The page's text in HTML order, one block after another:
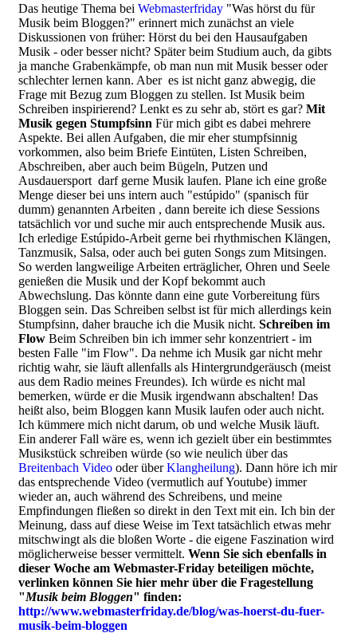
Das heutige Thema bei Webmasterfriday "Was hörst du für
Musik beim Bloggen?" erinnert mich zunächst an viele
Diskussionen von früher: Hörst du bei den Hausaufgaben
Musik - oder besser nicht? Später beim Studium auch, da gibts
ja manche Grabenkämpfe, ob man nun mit Musik besser oder
schlechter lernen kann. Aber es ist nicht ganz abwegig, die
Frage mit Bezug zum Bloggen zu stellen. Ist Musik beim
Schreiben inspirierend? Lenkt es zu sehr ab, stört es gar? Mit
Musik gegen Stumpfsinn Für mich gibt es dabei mehrere
Aspekte. Bei allen Aufgaben, die mir eher stumpfsinnig
vorkommen, also beim Briefe Eintüten, Listen Schreiben,
Abschreiben, aber auch beim Bügeln, Putzen und
Ausdauersport darf gerne Musik laufen. Plane ich eine große
Menge dieser bei uns intern auch "estúpido" (spanisch für
dumm) genannten Arbeiten , dann bereite ich diese Sessions
tatsächlich vor und suche mir auch entsprechende Musik aus.
Ich erledige Estúpido-Arbeit gerne bei rhythmischen Klängen,
Tanzmusik, Salsa, oder auch bei guten Songs zum Mitsingen.
So werden langweilige Arbeiten erträglicher, Ohren und Seele
genießen die Musik und der Kopf bekommt auch
Abwechslung. Das könnte dann eine gute Vorbereitung fürs
Bloggen sein. Das Schreiben selbst ist für mich allerdings kein
Stumpfsinn, daher brauche ich die Musik nicht. Schreiben im
Flow Beim Schreiben bin ich immer sehr konzentriert - im
besten Falle "im Flow". Da nehme ich Musik gar nicht mehr
richtig wahr, sie läuft allenfalls als Hintergrundgeräusch (meist
aus dem Radio meines Freundes). Ich würde es nicht mal
bemerken, würde er die Musik irgendwann abschalten! Das
heißt also, beim Bloggen kann Musik laufen oder auch nicht.
Ich kümmere mich nicht darum, ob und welche Musik läuft.
Ein anderer Fall wäre es, wenn ich gezielt über ein bestimmtes
Musikstück schreiben würde (so wie neulich über das
Breitenbach Video oder überKlangheilung). Dann höre ich mir
das entsprechende Video (vermutlich auf Youtube) immer
wieder an, auch während des Schreibens, und meine
Empfindungen fließen so direkt in den Text mit ein. Ich bin der
Meinung, dass auf diese Weise im Text tatsächlich etwas mehr
mitschwingt als die bloßen Worte - die eigene Faszination wird
möglicherweise besser vermittelt. Wenn Sie sich ebenfalls in
dieser Woche am Webmaster-Friday beteiligen möchte,
verlinken können Sie hier mehr über die Fragestellung
"Musik beim Bloggen" finden:
http://www.webmasterfriday.de/blog/was-hoerst-du-fuer-
musik-beim-bloggen